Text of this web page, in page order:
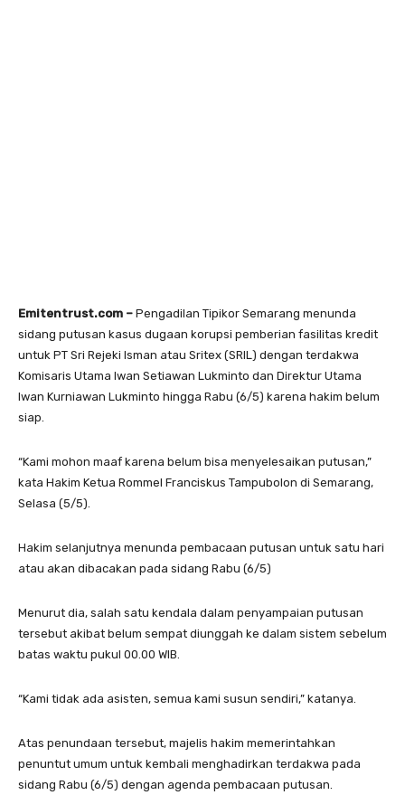
Emitentrust.com – Pengadilan Tipikor Semarang menunda
sidang putusan kasus dugaan korupsi pemberian fasilitas kredit
untuk PT Sri Rejeki Isman atau Sritex (SRIL) dengan terdakwa
Komisaris Utama Iwan Setiawan Lukminto dan Direktur Utama
Iwan Kurniawan Lukminto hingga Rabu (6/5) karena hakim belum
siap.
“Kami mohon maaf karena belum bisa menyelesaikan putusan,”
kata Hakim Ketua Rommel Franciskus Tampubolon di Semarang,
Selasa (5/5).
Hakim selanjutnya menunda pembacaan putusan untuk satu hari
atau akan dibacakan pada sidang Rabu (6/5)
Menurut dia, salah satu kendala dalam penyampaian putusan
tersebut akibat belum sempat diunggah ke dalam sistem sebelum
batas waktu pukul 00.00 WIB.
“Kami tidak ada asisten, semua kami susun sendiri,” katanya.
Atas penundaan tersebut, majelis hakim memerintahkan
penuntut umum untuk kembali menghadirkan terdakwa pada
sidang Rabu (6/5) dengan agenda pembacaan putusan.